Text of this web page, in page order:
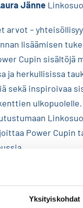
Yksityiskohdat
Jänne
arvot –
lisäämisen
Cupin
ja herkullisissa
sekä inspiroivaa
Power Cupin
Cupin
paremman